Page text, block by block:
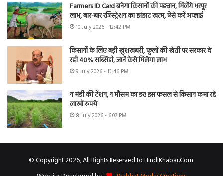
Farmers ID Card बनेगा किसानों की पहचान, मिलेंगे भरपूर
लाभ, बार-बार रजिस्ट्रेशन का झंझट खत्म, ऐसे करें अप्लाई
10 July 2026 - 12:42 PM
किसानों के लिए बड़ी खुशखबरी, फूलों की खेती पर सरकार दे
रही 40% सब्सिडी, जानें कैसे मिलेगा लाभ
9 July 2026 - 12:46 PM
न मंडी की टेंशन, न मौसम का डर! इस फसल से किसान कमा रहे
लाखों रुपये
8 July 2026 - 6:07 PM
© Copyright 2026, All Rights Reserved to HindiKhabar.Com